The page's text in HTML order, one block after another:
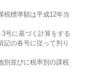
税標準額は平成12年当
3号に基づく計算をする
記の各号に従って判り
別並びに税率別の課税